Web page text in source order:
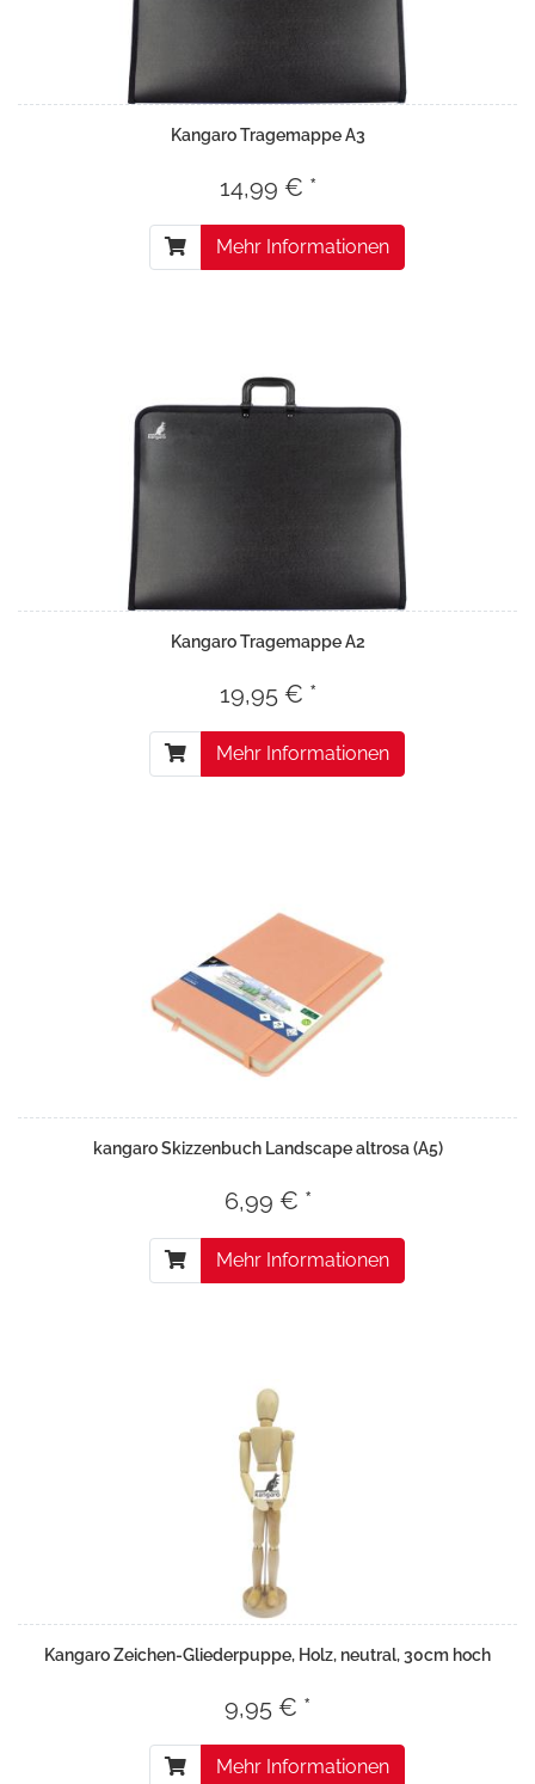
Kangaro Tragemappe A3
14,99 € *
Mehr Informationen
Kangaro Tragemappe A2
19,95 € *
Mehr Informationen
kangaro Skizzenbuch Landscape altrosa (A5)
6,99 € *
Mehr Informationen
Kangaro Zeichen-Gliederpuppe, Holz, neutral, 30cm hoch
9,95 € *
Mehr Informationen